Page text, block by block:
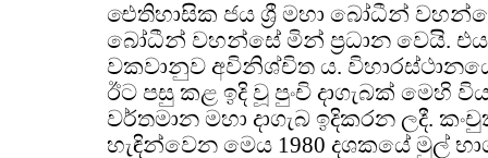
ඓතිහාසික ජය ශ්‍රී මහා බෝධීන්
බෝධීන් වහන්සේ මින් ප්‍රධාන වෙයි.
වකවානුව අවිනිශ්චිත ය.
ඊට පසු කළ ඉදි වූ පුංචි දාගැබක් මෙහි
වර්තමාන මහා දාගැබ ඉදිකරන ලදී.
හැඳින්වෙන මෙය 1980 දශකයේ මුල්